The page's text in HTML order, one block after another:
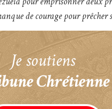
de courage pour